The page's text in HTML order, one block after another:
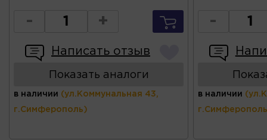
- +
Написать отзыв
Показать аналоги
в наличии (ул.Коммунальная 43,
г.Симферополь)
-
в наличии